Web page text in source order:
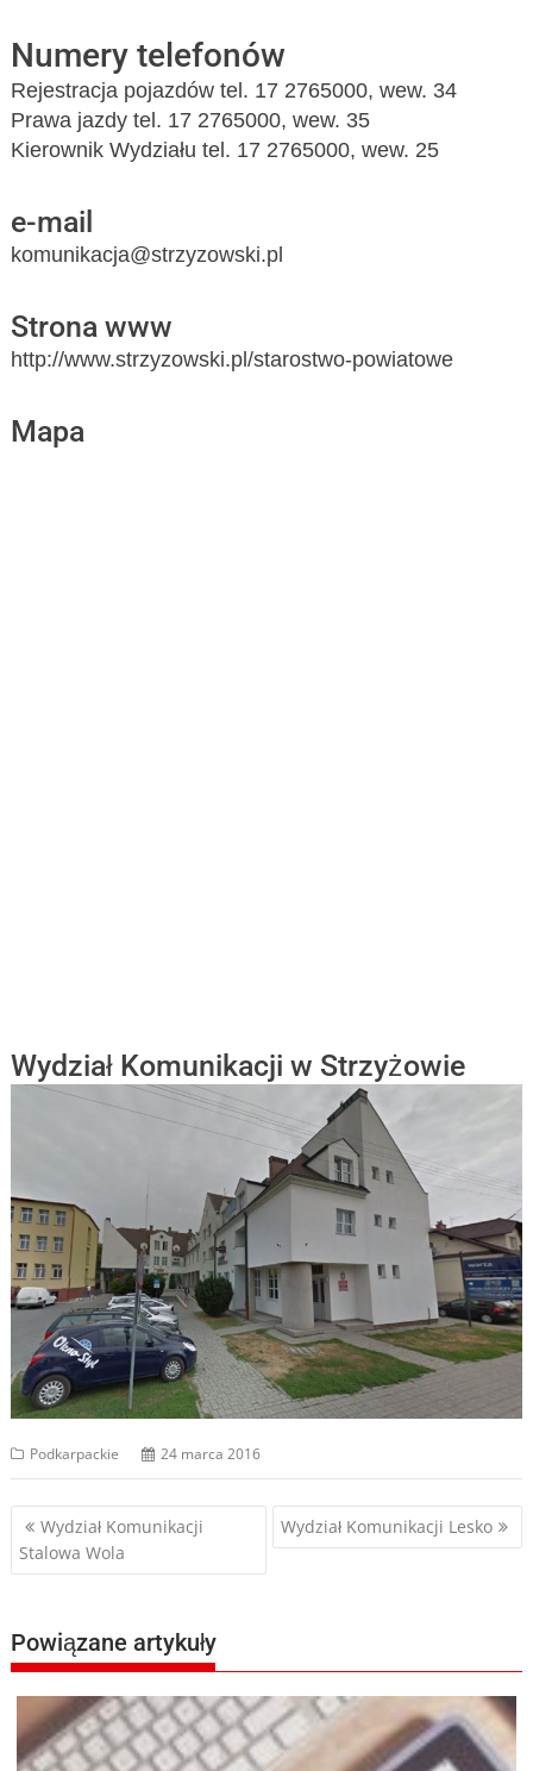
Numery telefonów
Rejestracja pojazdów tel. 17 2765000, wew. 34
Prawa jazdy tel. 17 2765000, wew. 35
Kierownik Wydziału tel. 17 2765000, wew. 25
e-mail
komunikacja@strzyzowski.pl
Strona www
http://www.strzyzowski.pl/starostwo-powiatowe
Mapa
Wydział Komunikacji w Strzyżowie
Podkarpackie 24 marca 2016
Nawigacja
wpisu
Wydział Komunikacji
Stalowa Wola
Wydział Komunikacji Lesko
Powiązane artykuły